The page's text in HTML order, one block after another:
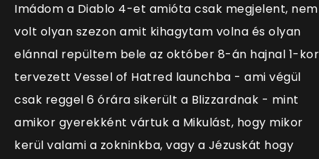
Imádom a Diablo 4-et amióta csak megjelent, nem
volt olyan szezon amit kihagytam volna és olyan
elánnal repültem bele az október 8-án hajnal 1-kor
tervezett Vessel of Hatred launchba - ami végül
csak reggel 6 órára sikerült a Blizzardnak - mint
amikor gyerekként vártuk a Mikulást, hogy mikor
kerül valami a zokninkba, vagy a Jézuskát hogy